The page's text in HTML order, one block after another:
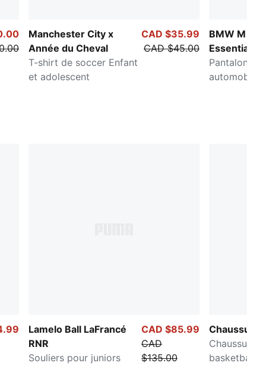
Manchester City x
Année du Cheval
T-shirt de soccer Enfant
et adolescent
CAD $35.99
CAD $45.00
BMW M
Essentials
Pantalon
automobile
Lamelo Ball LaFrancé
RNR
Souliers pour juniors
CAD $85.99
CAD
$135.00
Chaussures
basketball